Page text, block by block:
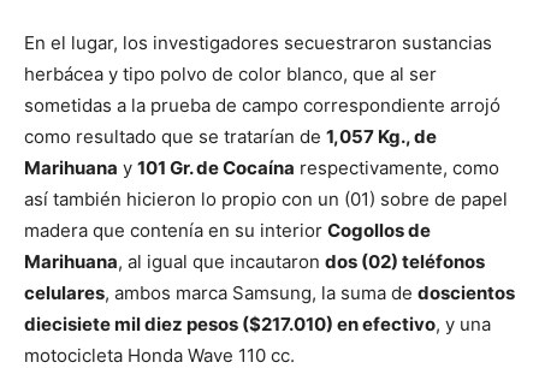
En el lugar, los investigadores secuestraron sustancias
herbácea y tipo polvo de color blanco, que al ser
sometidas a la prueba de campo correspondiente arrojó
como resultado que se tratarían de 1,057 Kg., de
Marihuana y 101 Gr. de Cocaína respectivamente, como
así también hicieron lo propio con un (01) sobre de papel
madera que contenía en su interior Cogollos de
Marihuana, al igual que incautaron dos (02) teléfonos
celulares, ambos marca Samsung, la suma de doscientos
diecisiete mil diez pesos ($217.010) en efectivo, y una
motocicleta Honda Wave 110 cc.